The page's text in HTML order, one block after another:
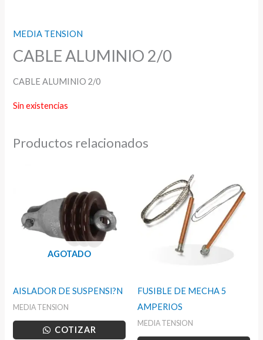
MEDIA TENSION
CABLE ALUMINIO 2/0
CABLE ALUMINIO 2/0
Sin existencias
Productos relacionados
AGOTADO
AISLADOR DE SUSPENSI?N
MEDIA TENSION
COTIZAR
FUSIBLE DE MECHA 5
AMPERIOS
MEDIA TENSION